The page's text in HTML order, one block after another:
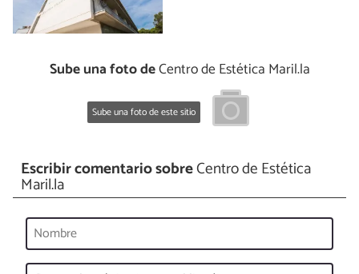
Sube una foto deCentro de Estética Maril.la
Sube una foto de este sitio
Escribir comentario sobreCentro de Estética
Maril.la